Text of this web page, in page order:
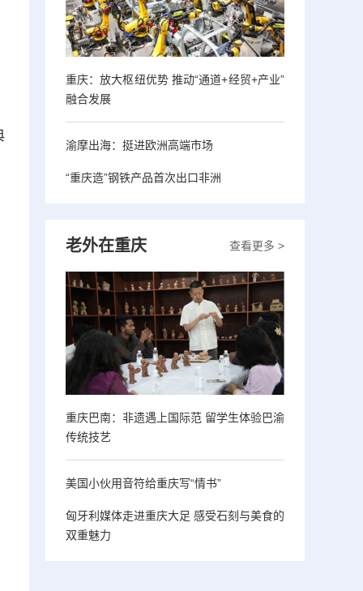
重庆：放大枢纽优势 推动“通道+经贸+产业”
融合发展
渝摩出海：挺进欧洲高端市场
“重庆造”钢铁产品首次出口非洲
查看更多 >
老外在重庆
重庆巴南：非遗遇上国际范 留学生体验巴渝
传统技艺
美国小伙用音符给重庆写“情书”
匈牙利媒体走进重庆大足 感受石刻与美食的
双重魅力